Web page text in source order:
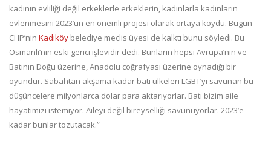
kadının evliliği değil erkeklerle erkeklerin, kadınlarla kadınların
evlenmesini 2023’ün en önemli projesi olarak ortaya koydu. Bugün
CHP’nin Kadıköy belediye meclis üyesi de kalktı bunu söyledi. Bu
Osmanlı’nın eski gerici işlevidir dedi. Bunların hepsi Avrupa’nın ve
Batının Doğu üzerine, Anadolu coğrafyası üzerine oynadığı bir
oyundur. Sabahtan akşama kadar batı ülkeleri LGBT’yi savunan bu
düşüncelere milyonlarca dolar para aktarıyorlar. Batı bizim aile
hayatımızı istemiyor. Aileyi değil bireyselliği savunuyorlar. 2023’e
kadar bunlar tozutacak.”